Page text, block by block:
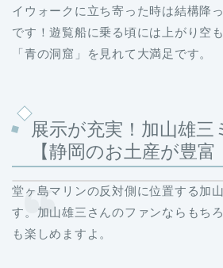
イウォークに立ち寄った時は結構降
です！遊覧船に乗る頃には上がり空
「青の洞窟」を見れて大満足です。
展示が充実！加山雄三
【静岡のお土産が豊富
堂ヶ島マリンの反対側に位置する加
す。加山雄三さんのファンならもち
も楽しめますよ。